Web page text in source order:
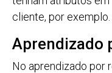
cliente, por exemplo.
Aprendizado
No aprendizado por